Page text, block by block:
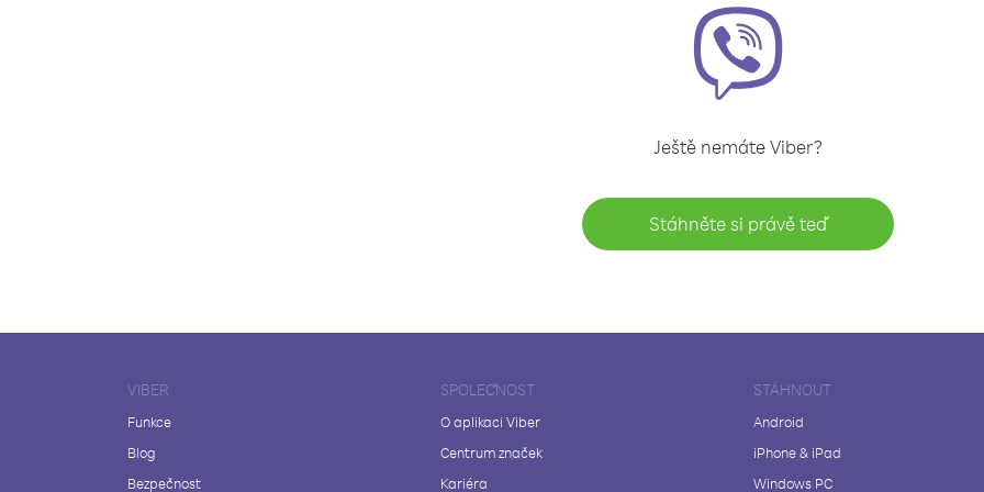
Ještě nemáte Viber?
Stáhněte si právě teď
VIBER
Funkce
Blog
Bezpečnost
SPOLEČNOST
O aplikaci Viber
Centrum značek
Kariéra
STÁHNOUT
Android
iPhone & iPad
Windows PC